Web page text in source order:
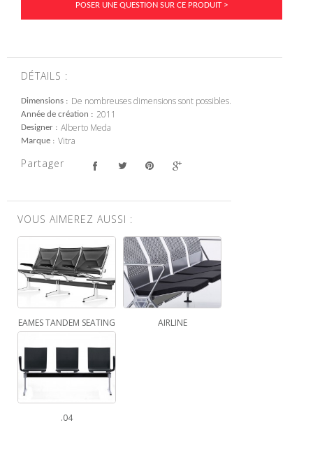
POSER UNE QUESTION SUR CE PRODUIT >
DÉTAILS :
Dimensions De nombreuses dimensions sont possibles.
Année de création 2011
Designer Alberto Meda
Marque Vitra
Partager
VOUS AIMEREZ AUSSI :
EAMES TANDEM SEATING AIRLINE
.04